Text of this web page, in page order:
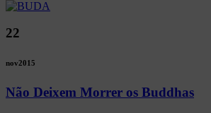
22
nov2015
Não Deixem Morrer os Buddhas